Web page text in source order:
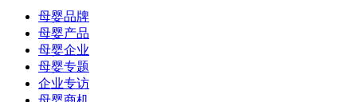
母婴品牌
母婴产品
母婴企业
母婴专题
企业专访